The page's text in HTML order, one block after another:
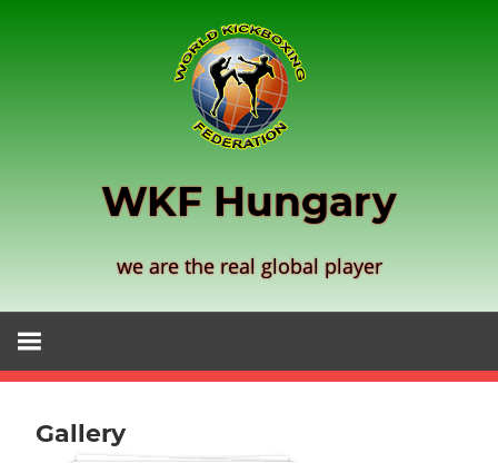
WKF Hungary
we are the real global player
Gallery